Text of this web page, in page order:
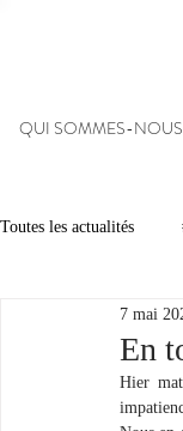
QUI SOMMES-NOUS
Toutes les actualités
Chambre d’Amour
Dégustations
En
7 mai
Hier